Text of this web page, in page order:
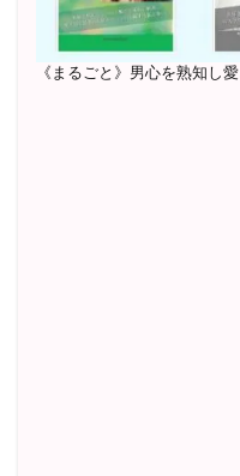
《まるごと》男心を熟知し